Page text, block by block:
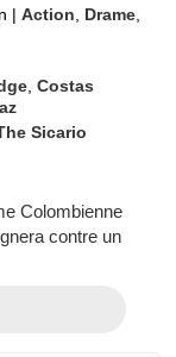
| Action Drame
,Costas
Sicario
Colombienne
contre un